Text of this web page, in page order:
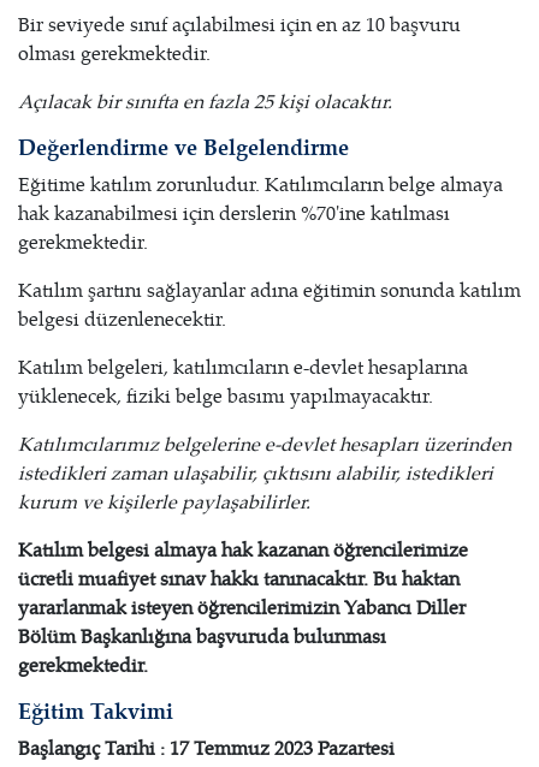
Bir seviyede sınıf açılabilmesi için en az 10 başvuru
olması gerekmektedir.
Açılacak bir sınıfta en fazla 25 kişi olacaktır.
Değerlendirme ve Belgelendirme
Eğitime katılım zorunludur. Katılımcıların belge almaya
hak kazanabilmesi için derslerin %70'ine katılması
gerekmektedir.
Katılım şartını sağlayanlar adına eğitimin sonunda katılım
belgesi düzenlenecektir.
Katılım belgeleri, katılımcıların e-devlet hesaplarına
yüklenecek, fiziki belge basımı yapılmayacaktır.
Katılımcılarımız belgelerine e-devlet hesapları üzerinden
istedikleri zaman ulaşabilir, çıktısını alabilir, istedikleri
kurum ve kişilerle paylaşabilirler.
Katılım belgesi almaya hak kazanan öğrencilerimize
ücretli muafiyet sınav hakkı tanınacaktır. Bu haktan
yararlanmak isteyen öğrencilerimizin Yabancı Diller
Bölüm Başkanlığına başvuruda bulunması
gerekmektedir.
Eğitim Takvimi
Başlangıç Tarihi : 17 Temmuz 2023 Pazartesi